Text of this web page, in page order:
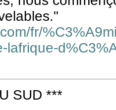
fr/
lafrique-
SUD ***